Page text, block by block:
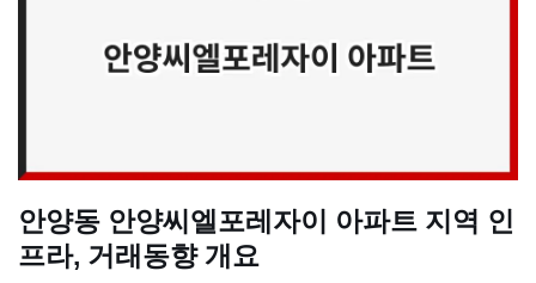
안양동 안양씨엘포레자이 아파트 지역 인
프라, 거래동향 개요